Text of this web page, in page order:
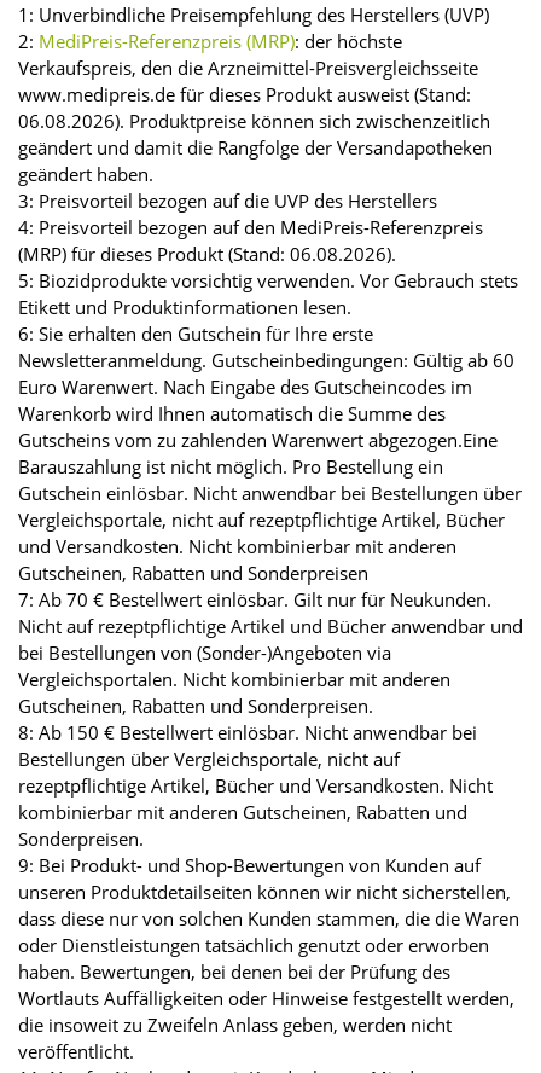
1: Unverbindliche Preisempfehlung des Herstellers (UVP)
2: MediPreis-Referenzpreis (MRP): der höchste
Verkaufspreis, den die Arzneimittel-Preisvergleichsseite
www.medipreis.de für dieses Produkt ausweist (Stand:
06.08.2026). Produktpreise können sich zwischenzeitlich
geändert und damit die Rangfolge der Versandapotheken
geändert haben.
3: Preisvorteil bezogen auf die UVP des Herstellers
4: Preisvorteil bezogen auf den MediPreis-Referenzpreis
(MRP) für dieses Produkt (Stand: 06.08.2026).
5: Biozidprodukte vorsichtig verwenden. Vor Gebrauch stets
Etikett und Produktinformationen lesen.
6: Sie erhalten den Gutschein für Ihre erste
Newsletteranmeldung. Gutscheinbedingungen: Gültig ab 60
Euro Warenwert. Nach Eingabe des Gutscheincodes im
Warenkorb wird Ihnen automatisch die Summe des
Gutscheins vom zu zahlenden Warenwert abgezogen.Eine
Barauszahlung ist nicht möglich. Pro Bestellung ein
Gutschein einlösbar. Nicht anwendbar bei Bestellungen über
Vergleichsportale, nicht auf rezeptpflichtige Artikel, Bücher
und Versandkosten. Nicht kombinierbar mit anderen
Gutscheinen, Rabatten und Sonderpreisen
7: Ab 70 € Bestellwert einlösbar. Gilt nur für Neukunden.
Nicht auf rezeptpflichtige Artikel und Bücher anwendbar und
bei Bestellungen von (Sonder-)Angeboten via
Vergleichsportalen. Nicht kombinierbar mit anderen
Gutscheinen, Rabatten und Sonderpreisen.
8: Ab 150 € Bestellwert einlösbar. Nicht anwendbar bei
Bestellungen über Vergleichsportale, nicht auf
rezeptpflichtige Artikel, Bücher und Versandkosten. Nicht
kombinierbar mit anderen Gutscheinen, Rabatten und
Sonderpreisen.
9: Bei Produkt- und Shop-Bewertungen von Kunden auf
unseren Produktdetailseiten können wir nicht sicherstellen,
dass diese nur von solchen Kunden stammen, die die Waren
oder Dienstleistungen tatsächlich genutzt oder erworben
haben. Bewertungen, bei denen bei der Prüfung des
Wortlauts Auffälligkeiten oder Hinweise festgestellt werden,
die insoweit zu Zweifeln Anlass geben, werden nicht
veröffentlicht.